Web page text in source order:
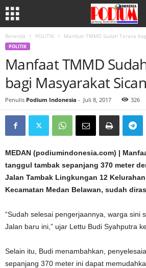
Beranda POLITIK Manfaat TMMD Sudah Terasa
POLITIK
Manfaat TMMD
bagi Masyarakat
Penulis Podium Indonesia - Juli 8, 2017 326
MEDAN (podiumindonesia.com) |
tanggul tambak sepanjang 370 meter
Jalan Tambak Lingkungan 12
Kecamatan Medan Belawan, sudah
“Sudah selesai pengerjaannya, warga sini
Jalan baru ini,” ujar Lettu Budi Syahputra
Selain itu, Budi menambahkan,
sepanjang 370 meter ini dapat